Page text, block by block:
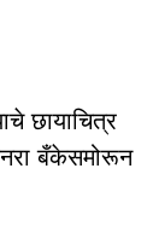
छायाचित्र
बँकेसमोरून